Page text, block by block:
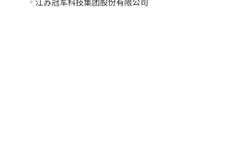
江苏冠军科技集团股份有限公司